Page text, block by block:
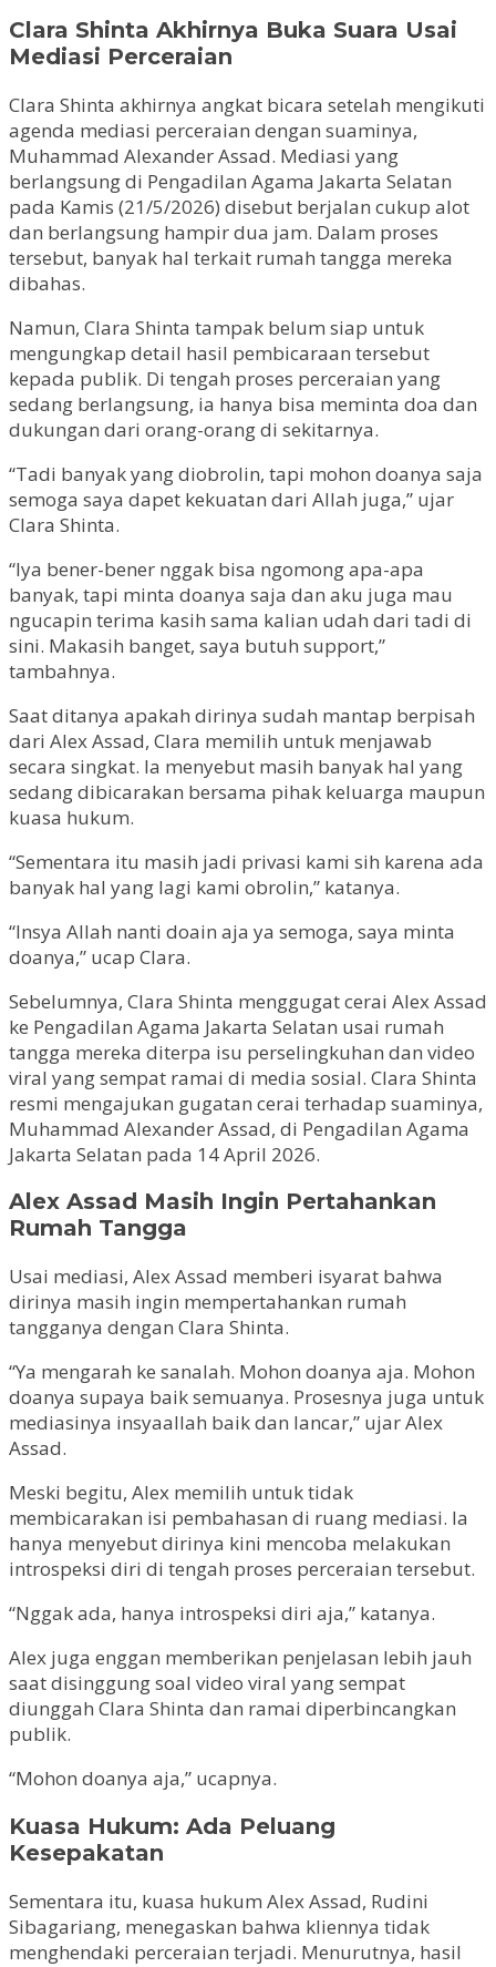
Clara Shinta Akhirnya Buka Suara Usai
Mediasi Perceraian
Clara Shinta akhirnya angkat bicara setelah mengikuti
agenda mediasi perceraian dengan suaminya,
Muhammad Alexander Assad. Mediasi yang
berlangsung di Pengadilan Agama Jakarta Selatan
pada Kamis (21/5/2026) disebut berjalan cukup alot
dan berlangsung hampir dua jam. Dalam proses
tersebut, banyak hal terkait rumah tangga mereka
dibahas.
Namun, Clara Shinta tampak belum siap untuk
mengungkap detail hasil pembicaraan tersebut
kepada publik. Di tengah proses perceraian yang
sedang berlangsung, ia hanya bisa meminta doa dan
dukungan dari orang-orang di sekitarnya.
“Tadi banyak yang diobrolin, tapi mohon doanya saja
semoga saya dapet kekuatan dari Allah juga,” ujar
Clara Shinta.
“Iya bener-bener nggak bisa ngomong apa-apa
banyak, tapi minta doanya saja dan aku juga mau
ngucapin terima kasih sama kalian udah dari tadi di
sini. Makasih banget, saya butuh support,”
tambahnya.
Saat ditanya apakah dirinya sudah mantap berpisah
dari Alex Assad, Clara memilih untuk menjawab
secara singkat. Ia menyebut masih banyak hal yang
sedang dibicarakan bersama pihak keluarga maupun
kuasa hukum.
“Sementara itu masih jadi privasi kami sih karena ada
banyak hal yang lagi kami obrolin,” katanya.
“Insya Allah nanti doain aja ya semoga, saya minta
doanya,” ucap Clara.
Sebelumnya, Clara Shinta menggugat cerai Alex Assad
ke Pengadilan Agama Jakarta Selatan usai rumah
tangga mereka diterpa isu perselingkuhan dan video
viral yang sempat ramai di media sosial. Clara Shinta
resmi mengajukan gugatan cerai terhadap suaminya,
Muhammad Alexander Assad, di Pengadilan Agama
Jakarta Selatan pada 14 April 2026.
Alex Assad Masih Ingin Pertahankan
Rumah Tangga
Usai mediasi, Alex Assad memberi isyarat bahwa
dirinya masih ingin mempertahankan rumah
tangganya dengan Clara Shinta.
“Ya mengarah ke sanalah. Mohon doanya aja. Mohon
doanya supaya baik semuanya. Prosesnya juga untuk
mediasinya insyaallah baik dan lancar,” ujar Alex
Assad.
Meski begitu, Alex memilih untuk tidak
membicarakan isi pembahasan di ruang mediasi. Ia
hanya menyebut dirinya kini mencoba melakukan
introspeksi diri di tengah proses perceraian tersebut.
“Nggak ada, hanya introspeksi diri aja,” katanya.
Alex juga enggan memberikan penjelasan lebih jauh
saat disinggung soal video viral yang sempat
diunggah Clara Shinta dan ramai diperbincangkan
publik.
“Mohon doanya aja,” ucapnya.
Kuasa Hukum: Ada Peluang
Kesepakatan
Sementara itu, kuasa hukum Alex Assad, Rudini
Sibagariang, menegaskan bahwa kliennya tidak
menghendaki perceraian terjadi. Menurutnya, hasil